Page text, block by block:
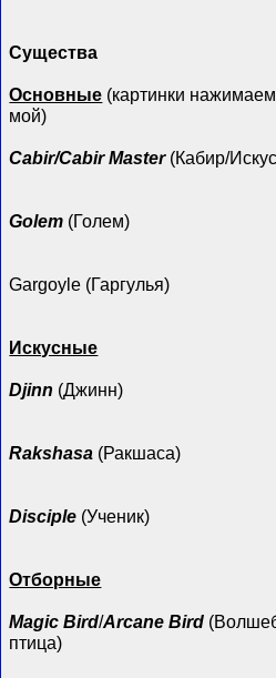
Существа
Основные (картинки
мой)
Cabir/Cabir Master(Кабир/
Golem (Голем)
Gargoyle (Гаргулья)
Искусные
Djinn (Джинн)
Rakshasa (Ракшаса)
Disciple (Ученик)
Отборные
Magic Bird/Arcane Bird
птица)